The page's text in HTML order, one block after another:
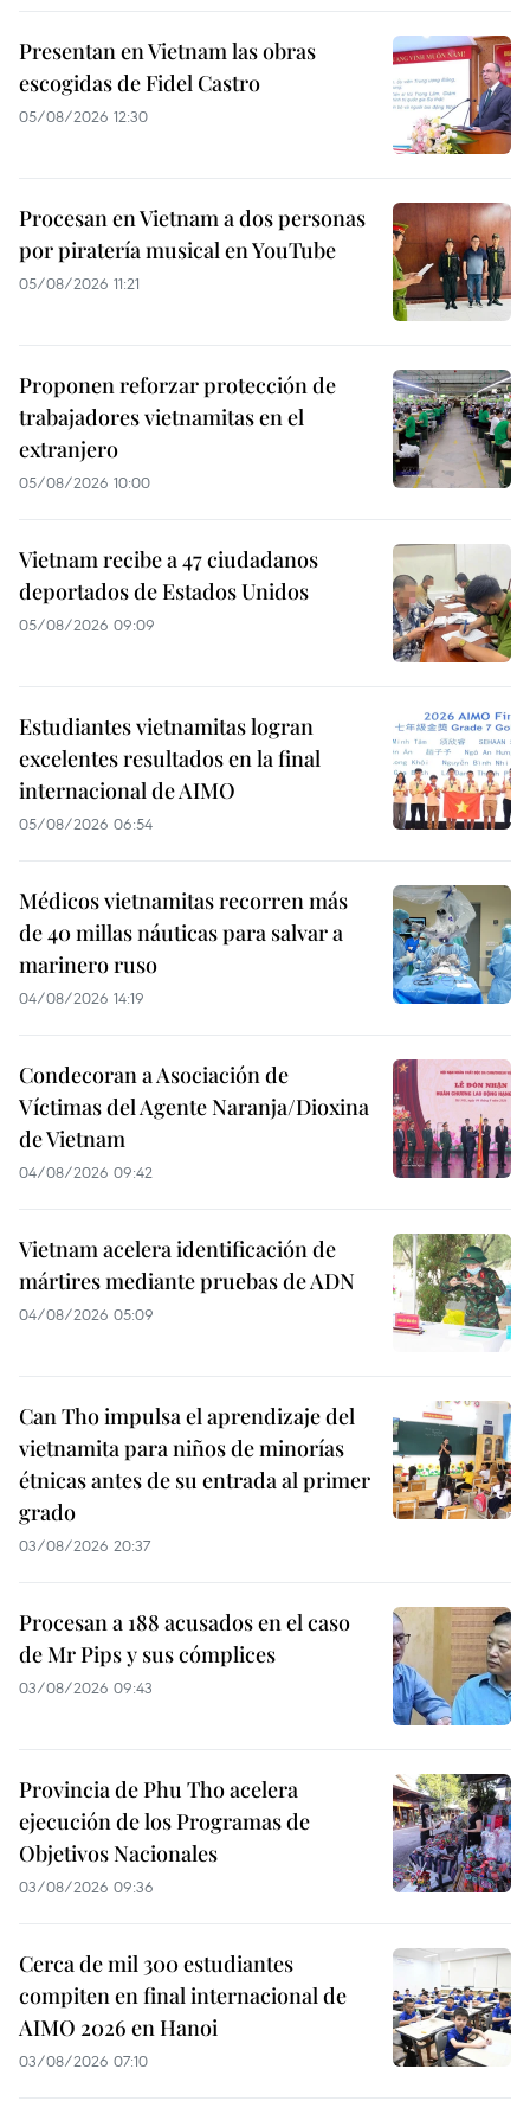
Presentan en Vietnam las obras
escogidas de Fidel Castro
05/08/2026 12:30
Procesan en Vietnam a dos personas
por piratería musical en YouTube
05/08/2026 11:21
Proponen reforzar protección de
trabajadores vietnamitas en el
extranjero
05/08/2026 10:00
Vietnam recibe a 47 ciudadanos
deportados de Estados Unidos
05/08/2026 09:09
Estudiantes vietnamitas logran
excelentes resultados en la final
internacional de AIMO
05/08/2026 06:54
Médicos vietnamitas recorren más
de 40 millas náuticas para salvar a
marinero ruso
04/08/2026 14:19
Condecoran a Asociación de
Víctimas del Agente Naranja/Dioxina
de Vietnam
04/08/2026 09:42
Vietnam acelera identificación de
mártires mediante pruebas de ADN
04/08/2026 05:09
Can Tho impulsa el aprendizaje del
vietnamita para niños de minorías
étnicas antes de su entrada al primer
grado
03/08/2026 20:37
Procesan a 188 acusados en el caso
de Mr Pips y sus cómplices
03/08/2026 09:43
Provincia de Phu Tho acelera
ejecución de los Programas de
Objetivos Nacionales
03/08/2026 09:36
Cerca de mil 300 estudiantes
compiten en final internacional de
AIMO 2026 en Hanoi
03/08/2026 07:10